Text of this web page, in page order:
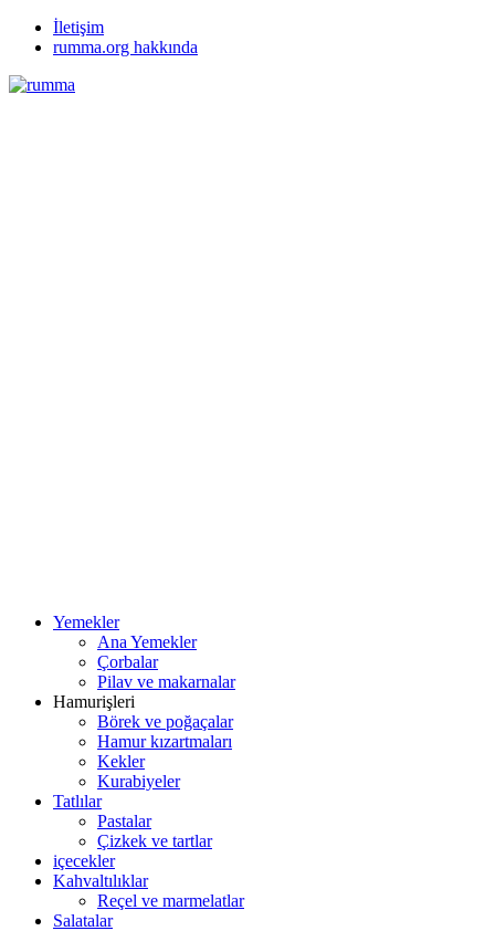
İletişim
rumma.org hakkında
Yemekler
Ana Yemekler
Çorbalar
Pilav ve makarnalar
Hamurişleri
Börek ve poğaçalar
Hamur kızartmaları
Kekler
Kurabiyeler
Tatlılar
Pastalar
Çizkek ve tartlar
içecekler
Kahvaltılıklar
Reçel ve marmelatlar
Salatalar